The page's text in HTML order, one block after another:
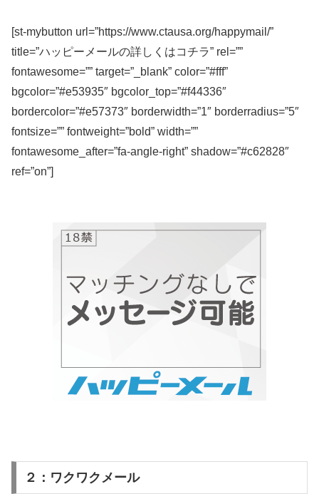
[st-mybutton url=”https://www.ctausa.org/happymail/”
title=”ハッピーメールの詳しくはコチラ” rel=””
fontawesome=”” target=”_blank” color=”#fff”
bgcolor=”#e53935″ bgcolor_top=”#f44336″
bordercolor=”#e57373″ borderwidth=”1″ borderradius=”5″
fontsize=”” fontweight=”bold” width=””
fontawesome_after=”fa-angle-right” shadow=”#c62828″
ref=”on”]
２：ワクワクメール